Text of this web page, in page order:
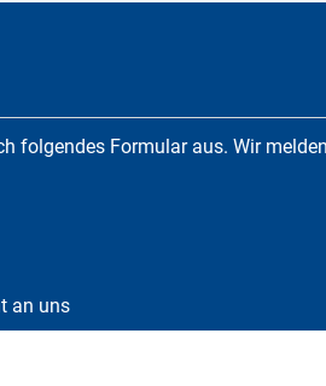
folgendes Formular aus. Wir
an uns